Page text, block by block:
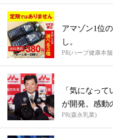
アマゾン1位
し。
PR(ハーブ健康本
「気になっ
が開発。感動
PR(森永乳業)